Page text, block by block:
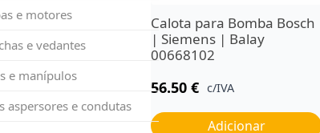
e motores
e vedantes
e manípulos
aspersores e condutas
Calota para Bomba Bosch
| Siemens | Balay
00668102
56.50€ c/IVA
Adicionar